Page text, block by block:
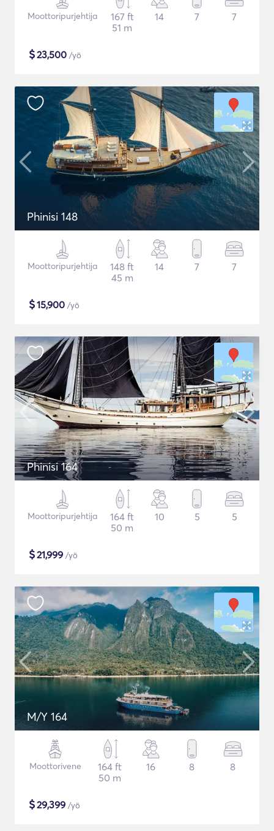
Moottoripurjehtija
167 ft
51 m
14 7 7
$23,500 /yö
Phinisi 148
Moottoripurjehtija
148 ft
45 m
14 7 7
$15,900 /yö
Phinisi 164
Moottoripurjehtija
164 ft
50 m
10 5 5
$21,999 /yö
M/Y 164
Moottorivene
164 ft
50 m
16 8 8
$29,399 /yö